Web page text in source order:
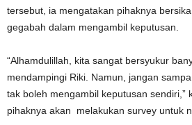
tersebut, ia mengatakan pihaknya
gegabah dalam mengambil keputusan.
“Alhamdulillah, kita sangat bersyukur
mendampingi Riki. Namun, jangan
tak boleh mengambil keputusan sendiri,”
pihaknya akan melakukan survey untuk